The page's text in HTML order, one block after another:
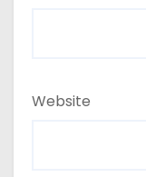
Website